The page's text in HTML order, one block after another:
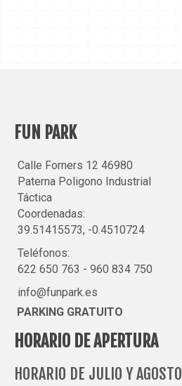
FUN PARK
Calle Forners 12 46980
Paterna Poligono Industrial
Táctica
Coordenadas:
39.51415573, -0.4510724
Teléfonos:
622 650 763 - 960 834 750
info@funpark.es
PARKING GRATUITO
HORARIO DE APERTURA
HORARIO DE JULIO Y AGOSTO